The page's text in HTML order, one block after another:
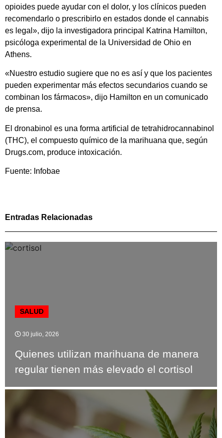
opioides puede ayudar con el dolor, y los clínicos pueden
recomendarlo o prescribirlo en estados donde el cannabis
es legal», dijo la investigadora principal Katrina Hamilton,
psicóloga experimental de la Universidad de Ohio en
Athens.
«Nuestro estudio sugiere que no es así y que los pacientes
pueden experimentar más efectos secundarios cuando se
combinan los fármacos», dijo Hamilton en un comunicado
de prensa.
El dronabinol es una forma artificial de tetrahidrocannabinol
(THC), el compuesto químico de la marihuana que, según
Drugs.com, produce intoxicación.
Fuente: Infobae
Entradas Relacionadas
SALUD
30 julio, 2026
Quienes utilizan marihuana de manera
regular tienen más elevado el cortisol